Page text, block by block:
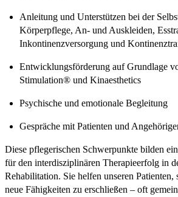
Anleitung und Unterstützen bei der
Körperpflege, An- und Auskleiden,
Inkontinenzversorgung und
Entwicklungsförderung auf Grundlage
Stimulation® und Kinaesthetics
Psychische und emotionale Begleitung
Gespräche mit Patienten und
Diese pflegerischen Schwerpunkte bilden
für den interdisziplinären Therapieerfolg in
Rehabilitation. Sie helfen unseren
neue Fähigkeiten zu erschließen – oft